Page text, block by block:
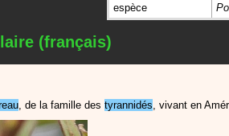
espèce
(français)
, de la famille des tyrannidés, vivant en